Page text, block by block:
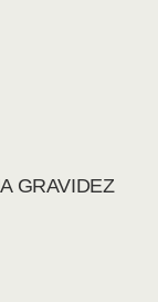
GRAVIDEZ